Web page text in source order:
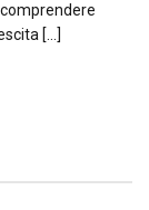
[…]